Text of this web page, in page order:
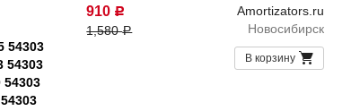
54303
54303
54303
910 Р
1,580Р
Amortizators.ru
Новосибирск
В корзину